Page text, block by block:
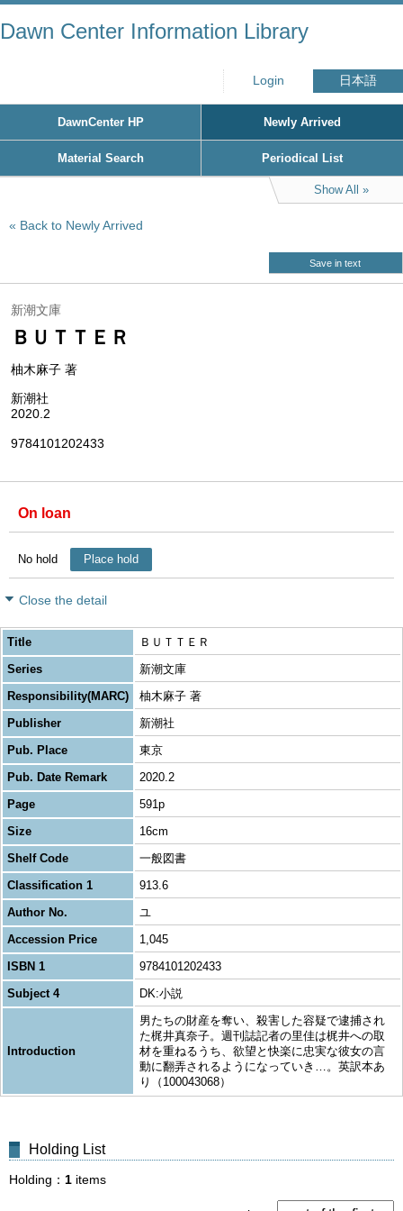
Dawn Center Information Library
Login 日本語
DawnCenter HP Newly Arrived
Material Search Periodical List
Show All
Back to Newly Arrived
Save in text
新潮文庫
ＢＵＴＴＥＲ
柚木麻子 著
新潮社
2020.2
9784101202433
On loan
No hold Place hold
Close the detail
Title
ＢＵＴＴＥＲ
Series
新潮文庫
Responsibility(MARC)
柚木麻子 著
Publisher
新潮社
Pub. Place
東京
Pub. Date Remark
2020.2
Page
591p
Size
16cm
Shelf Code
一般図書
Classification 1
913.6
Author No.
ユ
Accession Price
1,045
ISBN 1
9784101202433
Subject 4
DK:小説
Introduction
男たちの財産を奪い、殺害した容疑で逮捕され
た梶井真奈子。週刊誌記者の里佳は梶井への取
材を重ねるうち、欲望と快楽に忠実な彼女の言
動に翻弄されるようになっていき…。英訳本あ
り（100043068）
Holding List
Holding 1 items